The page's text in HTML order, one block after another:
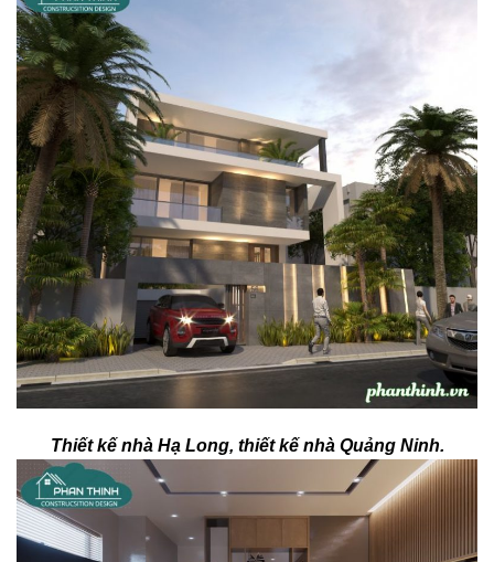
Thiết kế nhà Hạ Long, thiết kế nhà Quảng Ninh.